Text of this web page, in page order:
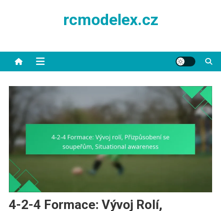
rcmodelex.cz
4-2-4 Formace: Vývoj Rolí,